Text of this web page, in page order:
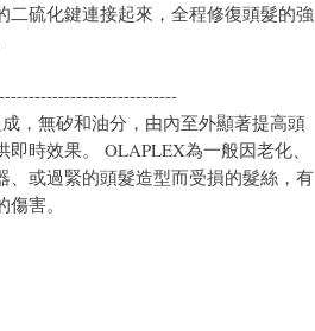
二硫化鍵連接起來，全程修復頭髮的強
，無矽和油分，由內至外顯著提高頭
時效果。 OLAPLEX為一般因老化、
、或過緊的頭髮造型而受損的髮絲，有
害。